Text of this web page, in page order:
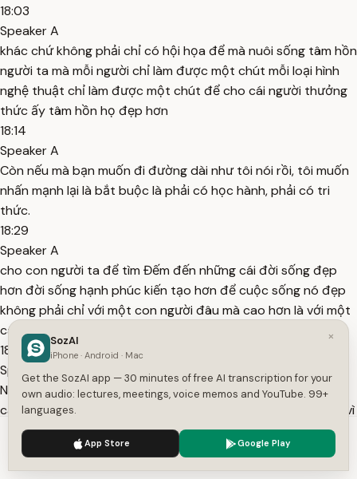
18:03
Speaker A
khác chứ không phải chỉ có hội họa để mà nuôi sống tâm hồn
người ta mà mỗi người chỉ làm được một chút mỗi loại hình
nghệ thuật chỉ làm được một chút để cho cái người thưởng
thức ấy tâm hồn họ đẹp hơn
18:14
Speaker A
Còn nếu mà bạn muốn đi đường dài như tôi nói rồi, tôi muốn
nhấn mạnh lại là bắt buộc là phải có học hành, phải có tri
thức.
18:29
Speaker A
cho con người ta để tìm Đếm đến những cái đời sống đẹp
hơn đời sống hạnh phúc kiến tạo hơn để cuộc sống nó đẹp
không phải chỉ với một con người đâu mà cao hơn là với một
cái tập thể tôi
18:43
Speaker A
Nếu nói về cái tác động của nghệ thuật đến cái giá trị nhân
cách con người thì sẽ nói về sự cảm nhận về cuộc sống bởi vì
những nghệ sĩ thì bao giờ cái cảm nhận về cuộc sống nó
cũng có những cái cảm nhận khác những cái người thường.
18:59
We use cookies to enhance your experience.
×
SozAI
iPhone · Android · Mac
Get the SozAI app — 30 minutes of free AI transcription for your
own audio: lectures, meetings, voice memos and YouTube. 99+
languages.
App Store Google Play